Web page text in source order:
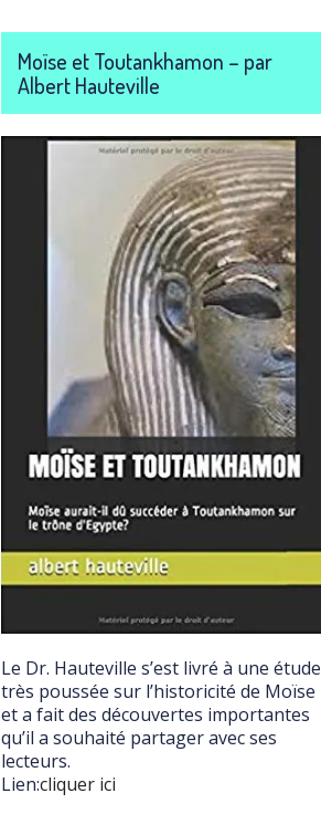
Moïse et Toutankhamon – par
Albert Hauteville
Le Dr. Hauteville s’est livré à une étude
très poussée sur l’historicité de Moïse
et a fait des découvertes importantes
qu’il a souhaité partager avec ses
lecteurs.
Lien:cliquer ici